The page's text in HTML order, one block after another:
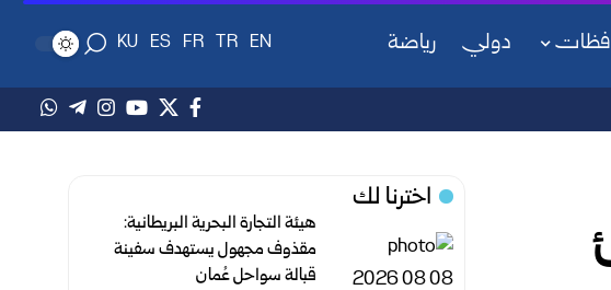
دولي رياضة EN
TR
FR
ES
KU
اخترنا لك
هيئة التجارة البحرية البريطانية:
مقذوف مجهول يستهدف سفينة
قبالة سواحل عُمان